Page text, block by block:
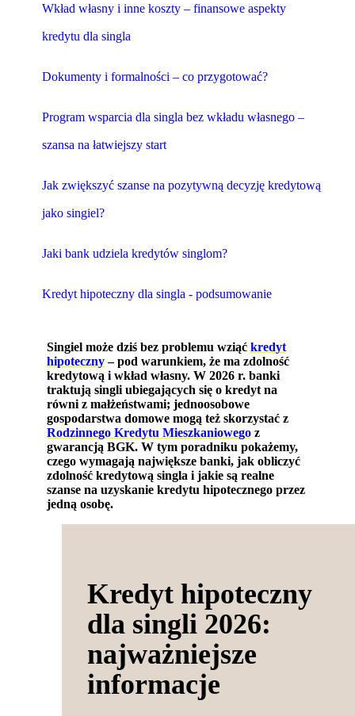
Wkład własny i inne koszty – finansowe aspekty
kredytu dla singla
Dokumenty i formalności – co przygotować?
Program wsparcia dla singla bez wkładu własnego –
szansa na łatwiejszy start
Jak zwiększyć szanse na pozytywną decyzję kredytową
jako singiel?
Jaki bank udziela kredytów singlom?
Kredyt hipoteczny dla singla - podsumowanie
Singiel może dziś bez problemu wziąćkredyt
hipoteczny– pod warunkiem, że ma zdolność
kredytową i wkład własny. W 2026 r. banki
traktują singli ubiegających się o kredyt na
równi z małżeństwami; jednoosobowe
gospodarstwa domowe mogą też skorzystać z
Rodzinnego Kredytu Mieszkaniowego z
gwarancją BGK. W tym poradniku pokażemy,
czego wymagają największe banki, jak obliczyć
zdolność kredytową singla i jakie są realne
szanse na uzyskanie kredytu hipotecznego przez
jedną osobę.
Kredyt hipoteczny
dla singli 2026:
najważniejsze
informacje